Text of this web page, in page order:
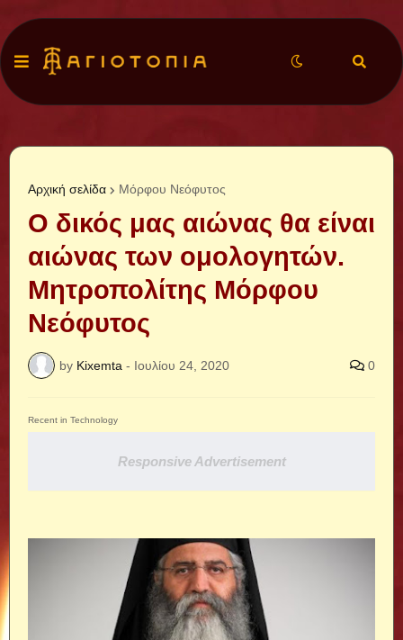
Αρχική σελίδα Μόρφου Νεόφυτος
Ο δικός μας αιώνας θα είναι
αιώνας των ομολογητών.
Μητροπολίτης Μόρφου
Νεόφυτος
by Kixemta - Ιουλίου 24, 2020 0
Recent in Technology
Responsive Advertisement